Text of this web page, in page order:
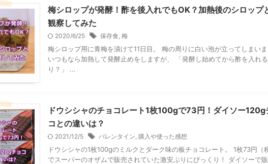
梅シロップが発酵！酢を後入れでもOK？加熱後のシロップ
観察してみた
2020/6/25 保存食, 梅
梅シロップ用に青梅を漬けて11日目。 梅の周りに白い泡が立ってしまいま
いつもなら加熱して発酵止めをしますが、 「発酵し始めてから酢を入れ
り？」 ...
ドウシシャのチョコレート1枚100gで73円！ダイソー120g
コとの違いは？
2021/12/5 バレンタイン, 購入や使った感想
ドウシシャの1枚100gのミルクとダーク味の板チョコレート。 1枚73円（
でスーパーのオザムで販売されていた激安ぶりにびっくり！ ダイソーで